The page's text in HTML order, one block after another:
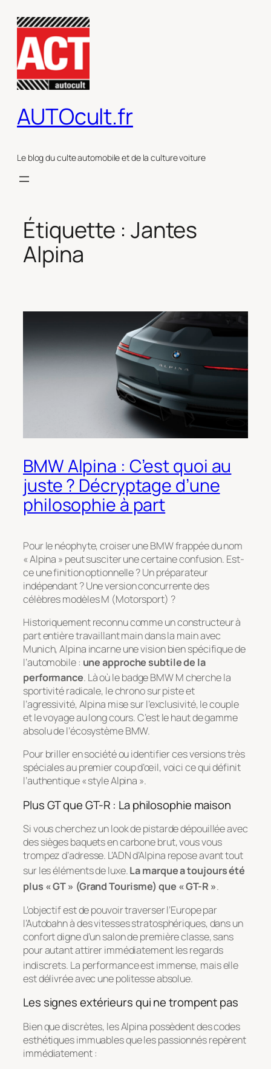
contenu
AUTOcult.fr
Le blog du culte automobile et de la culture voiture
Étiquette : Jantes
Alpina
BMW Alpina : C’est quoi au
juste ? Décryptage d’une
philosophie à part
Pour le néophyte, croiser une BMW frappée du nom
« Alpina » peut susciter une certaine confusion. Est-
ce une finition optionnelle ? Un préparateur
indépendant ? Une version concurrente des
célèbres modèles M (Motorsport) ?
Historiquement reconnu comme un constructeur à
part entière travaillant main dans la main avec
Munich, Alpina incarne une vision bien spécifique de
l’automobile : une approche subtile de la
performance. Là où le badge BMW M cherche la
sportivité radicale, le chrono sur piste et
l’agressivité, Alpina mise sur l’exclusivité, le couple
et le voyage au long cours. C’est le haut de gamme
absolu de l’écosystème BMW.
Pour briller en société ou identifier ces versions très
spéciales au premier coup d’œil, voici ce qui définit
l’authentique « style Alpina ».
Plus GT que GT-R : La philosophie maison
Si vous cherchez un look de pistarde dépouillée avec
des sièges baquets en carbone brut, vous vous
trompez d’adresse. L’ADN d’Alpina repose avant tout
sur les éléments de luxe.La marque a toujours été
plus « GT » (Grand Tourisme) que « GT-R ».
L’objectif est de pouvoir traverser l’Europe par
l’Autobahn à des vitesses stratosphériques, dans un
confort digne d’un salon de première classe, sans
pour autant attirer immédiatement les regards
indiscrets. La performance est immense, mais elle
est délivrée avec une politesse absolue.
Les signes extérieurs qui ne trompent pas
Bien que discrètes, les Alpina possèdent des codes
esthétiques immuables que les passionnés repèrent
immédiatement :